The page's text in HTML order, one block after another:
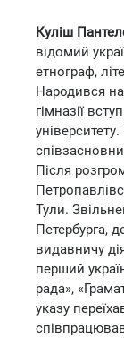
Куліш
відомий
етнограф,
Народився на
гімназії
Після
Тули.
Петербурга,
видавничу
перший
рада»,
указу